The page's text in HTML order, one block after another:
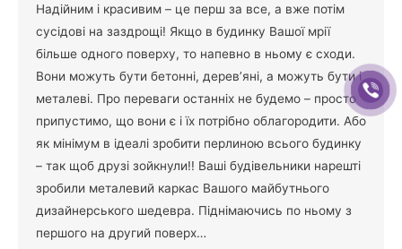
Надійним і красивим – це перш за все, а вже потім
сусідові на заздрощі! Якщо в будинку Вашої мрії
більше одного поверху, то напевно в ньому є сходи.
Вони можуть бути бетонні, дерев’яні, а можуть бути і
металеві. Про переваги останніх не будемо – просто
припустимо, що вони є і їх потрібно облагородити. Або
як мінімум в ідеалі зробити перлиною всього будинку
– так щоб друзі зойкнули!! Ваші будівельники нарешті
зробили металевий каркас Вашого майбутнього
дизайнерського шедевра. Піднімаючись по ньому з
першого на другий поверх…